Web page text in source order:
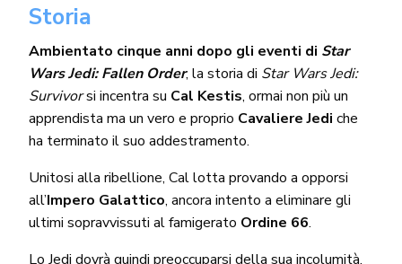
Storia
Ambientato cinque anni dopo gli eventi di Star
Wars Jedi: Fallen Order, la storia di Star Wars Jedi:
Survivorsi incentra su Cal Kestis, ormai non più un
apprendista ma un vero e proprio Cavaliere Jedi che
ha terminato il suo addestramento.
Unitosi alla ribellione, Cal lotta provando a opporsi
all’Impero Galattico, ancora intento a eliminare gli
ultimi sopravvissuti al famigerato Ordine 66.
Lo Jedi dovrà quindi preoccuparsi della sua incolumità,